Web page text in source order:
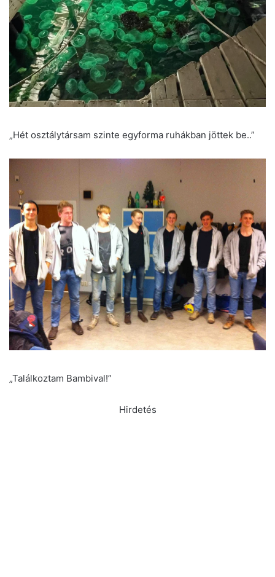
„Hét osztálytársam szinte egyforma ruhákban jöttek be..”
„Találkoztam Bambival!”
Hirdetés